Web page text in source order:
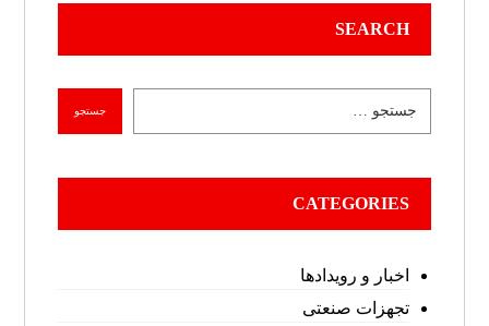
SEARCH
CATEGORIES
اخبار و رویدادها
تجهزات صنعتی